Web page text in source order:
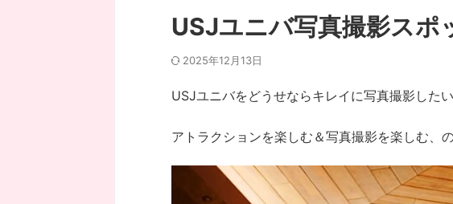
USJユニバ写真撮影スポ
2025年12月13日
USJユニバをどうせならキレイに写真撮影した
アトラクションを楽しむ＆写真撮影を楽しむ、